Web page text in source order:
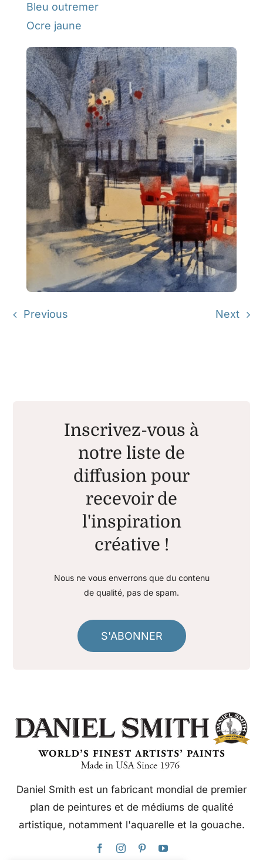
Bleu outremer
Ocre jaune
Previous Next
Inscrivez-vous à
notre liste de
diffusion pour
recevoir de
l'inspiration
créative !
Nous ne vous enverrons que du contenu
de qualité, pas de spam.
S'ABONNER
Daniel Smith est un fabricant mondial de premier
plan de peintures et de médiums de qualité
artistique, notamment l'aquarelle et la gouache.